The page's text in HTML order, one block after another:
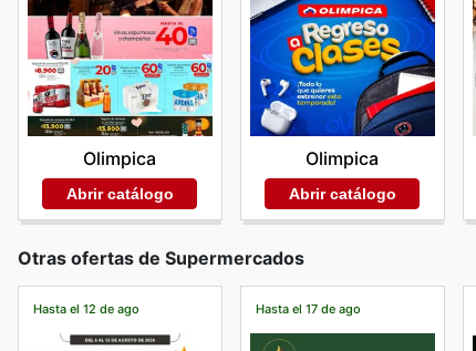
Olimpica
Abrir catálogo
Olimpica
Abrir catálogo
Otras ofertas de Supermercados
Hasta el 12 de ago Hasta el 17 de ago